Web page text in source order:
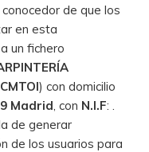
de que los
en esta
un fichero
CMTOI) con domicilio
Madrid, con N.I.F: .
de generar
de los usuarios para